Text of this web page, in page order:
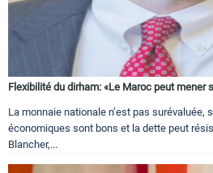
Flexibilité du dirham: «Le Maroc peut mener
La monnaie nationale n’est pas surévaluée,
économiques sont bons et la dette peut
Blancher,...